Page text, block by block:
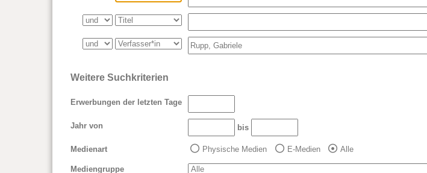
Weitere Suchkriterien
Erwerbungen der letzten Tage
Jahr von bis
Medienart Physische Medien E-Medien Alle
Mediengruppe